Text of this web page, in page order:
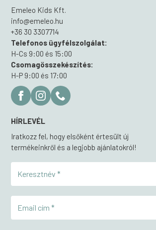
Emeleo Kids Kft.
info@emeleo.hu
+36 30 3307714
Telefonos ügyfélszolgálat:
H-Cs 9:00 és 15:00
Csomagösszekészítés:
H-P 9:00 és 17:00
HÍRLEVÉL
Iratkozz fel, hogy elsőként értesült új
termékeinkről és a legjobb ajánlatokról!